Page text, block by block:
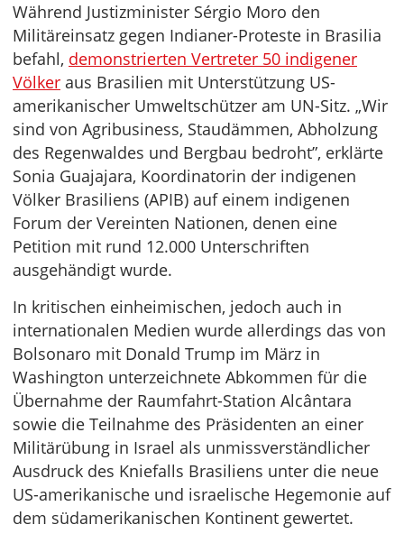
Während Justizminister Sérgio Moro den
Militäreinsatz gegen Indianer-Proteste in Brasilia
befahl, demonstrierten Vertreter 50 indigener
Völker aus Brasilien mit Unterstützung US-
amerikanischer Umweltschützer am UN-Sitz. „Wir
sind von Agribusiness, Staudämmen, Abholzung
des Regenwaldes und Bergbau bedroht”, erklärte
Sonia Guajajara, Koordinatorin der indigenen
Völker Brasiliens (APIB) auf einem indigenen
Forum der Vereinten Nationen, denen eine
Petition mit rund 12.000 Unterschriften
ausgehändigt wurde.
In kritischen einheimischen, jedoch auch in
internationalen Medien wurde allerdings das von
Bolsonaro mit Donald Trump im März in
Washington unterzeichnete Abkommen für die
Übernahme der Raumfahrt-Station Alcântara
sowie die Teilnahme des Präsidenten an einer
Militärübung in Israel als unmissverständlicher
Ausdruck des Kniefalls Brasiliens unter die neue
US-amerikanische und israelische Hegemonie auf
dem südamerikanischen Kontinent gewertet.